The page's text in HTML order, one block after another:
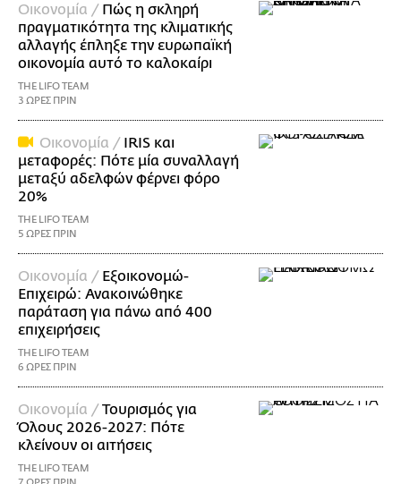
Οικονομία / Πώς η σκληρή
πραγματικότητα της κλιματικής
αλλαγής έπληξε την ευρωπαϊκή
οικονομία αυτό το καλοκαίρι
THE LIFO TEAM
3 ΩΡΕΣ ΠΡΙΝ
Οικονομία / IRIS και
μεταφορές: Πότε μία συναλλαγή
μεταξύ αδελφών φέρνει φόρο
20%
THE LIFO TEAM
5 ΩΡΕΣ ΠΡΙΝ
Οικονομία / Εξοικονομώ-
Επιχειρώ: Ανακοινώθηκε
παράταση για πάνω από 400
επιχειρήσεις
THE LIFO TEAM
6 ΩΡΕΣ ΠΡΙΝ
Οικονομία /Τουρισμός για
Όλους 2026-2027: Πότε
κλείνουν οι αιτήσεις
THE LIFO TEAM